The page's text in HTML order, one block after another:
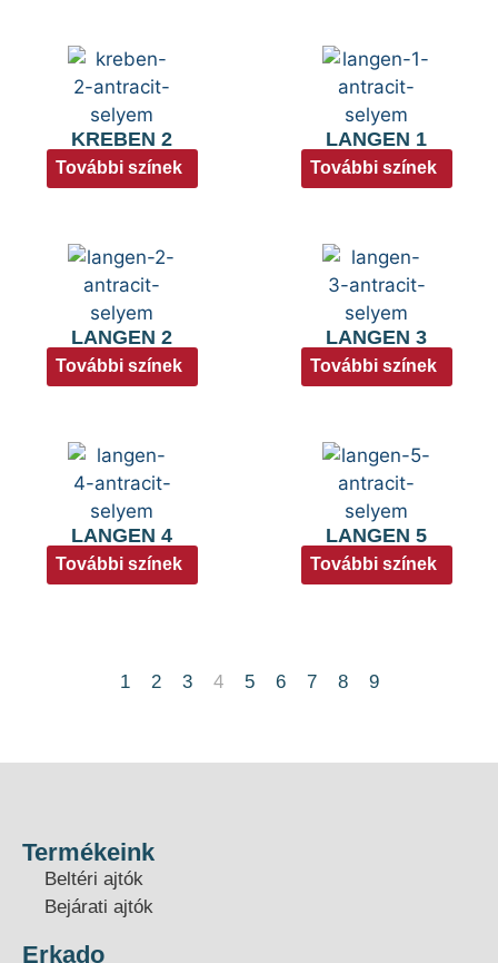
KREBEN 2
További színek
LANGEN 1
További színek
LANGEN 2
További színek
LANGEN 3
További színek
LANGEN 4
További színek
LANGEN 5
További színek
1 2 3 4 5 6 7 8 9
Termékeink
Beltéri ajtók
Bejárati ajtók
Erkado